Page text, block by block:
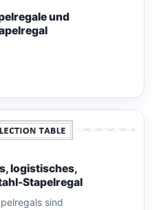
und
logistisches,
Stapelregal
sind